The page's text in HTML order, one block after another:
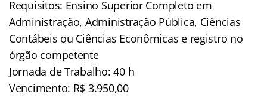
Requisitos: Ensino Superior Completo em
Administração, Administração Pública, Ciências
Contábeis ou Ciências Econômicas e registro no
órgão competente
Jornada de Trabalho: 40 h
Vencimento: R$ 3.950,00